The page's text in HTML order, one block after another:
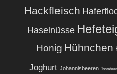
Hackfleisch
Haselnüsse
Honig Hühnchen
Joghurt Johannisbeeren